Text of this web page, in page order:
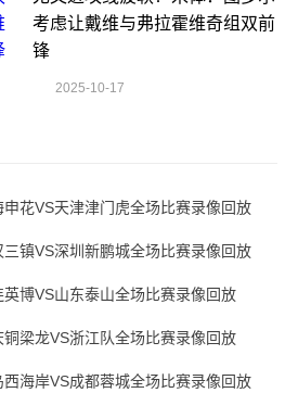
考虑让戴维与弗拉霍维奇组双前
锋
2025-10-17
花VS天津津门虎全场比赛录像回放
镇VS深圳新鹏城全场比赛录像回放
博VS山东泰山全场比赛录像回放
梁龙VS浙江队全场比赛录像回放
海岸VS成都蓉城全场比赛录像回放